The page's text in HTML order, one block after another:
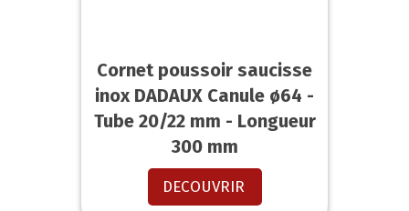
Cornet poussoir saucisse
inox DADAUX Canule ø64 -
Tube 20/22 mm - Longueur
300 mm
DECOUVRIR